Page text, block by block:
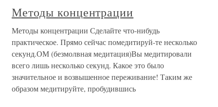
Методы концентрации
Методы концентрации Сделайте что-нибудь
практическое. Прямо сейчас помедитируй-те несколько
секунд.ОМ (безмолвная медитация)Вы медитировали
всего лишь несколько секунд. Какое это было
значительное и возвышенное переживание! Таким же
образом медитируйте, пробудившись